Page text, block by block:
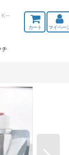
カート マイペー
チ